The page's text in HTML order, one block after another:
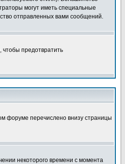
могут иметь специальные
отправленных вами сообщений.
предотвратить
форуме перечислено внизу страницы
некоторого времени с момента